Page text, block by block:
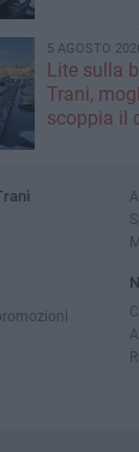
5 AGOSTO
Lite sulla
Trani,
scoppia il